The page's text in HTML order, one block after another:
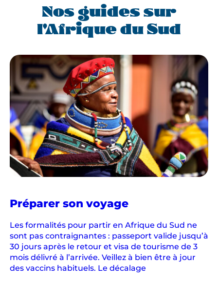
Nos guides sur
l'Afrique du Sud
Préparer son voyageen
du
Sud
Les formalités pour partir en Afrique du Sud ne
sont pas contraignantes : passeport valide jusqu’à
30 jours après le retour et visa de tourisme de 3
mois délivré à l’arrivée. Veillez à bien être à jour
des vaccins habituels. Le décalage